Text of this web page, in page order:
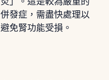
併發症，需盡快處理以
避免腎功能受損。